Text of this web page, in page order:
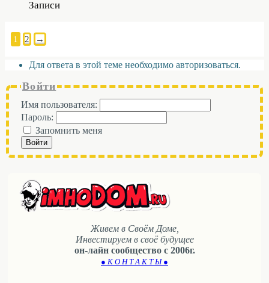
Записи
1 2 →
Для ответа в этой теме необходимо авторизоваться.
Войти
Имя пользователя:
Пароль:
Запомнить меня
Войти
Живем в Своём Доме,
Инвестируем в своё будущее
он-лайн сообщество с 2006г.
● К О Н Т А К Т Ы ●